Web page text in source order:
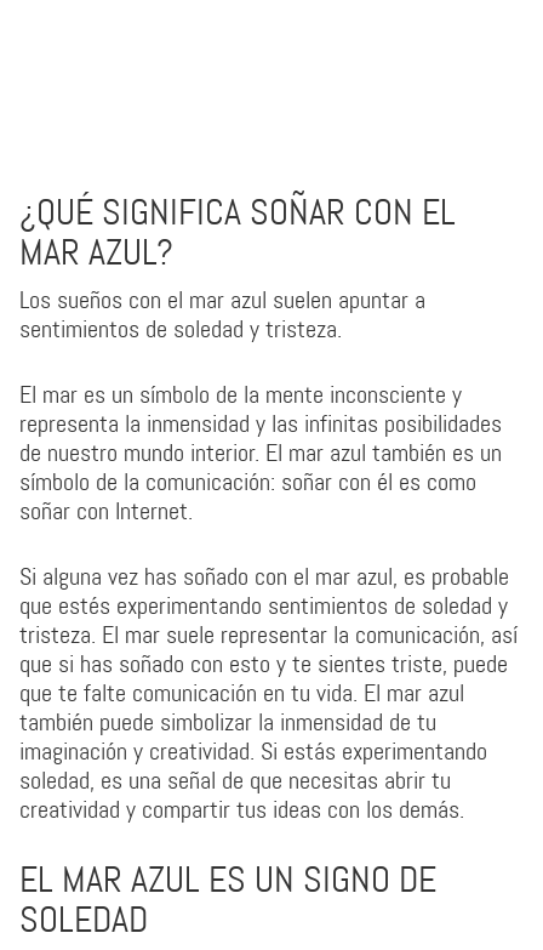
¿QUÉ SIGNIFICA SOÑAR CON EL
MAR AZUL?
Los sueños con el mar azul suelen apuntar a
sentimientos de soledad y tristeza.
El mar es un símbolo de la mente inconsciente y
representa la inmensidad y las infinitas posibilidades
de nuestro mundo interior. El mar azul también es un
símbolo de la comunicación: soñar con él es como
soñar con Internet.
Si alguna vez has soñado con el mar azul, es probable
que estés experimentando sentimientos de soledad y
tristeza. El mar suele representar la comunicación, así
que si has soñado con esto y te sientes triste, puede
que te falte comunicación en tu vida. El mar azul
también puede simbolizar la inmensidad de tu
imaginación y creatividad. Si estás experimentando
soledad, es una señal de que necesitas abrir tu
creatividad y compartir tus ideas con los demás.
EL MAR AZUL ES UN SIGNO DE
SOLEDAD